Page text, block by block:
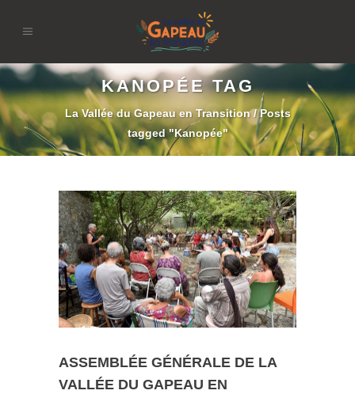
KANOPÉE TAG
La Vallée du Gapeau en Transition/Posts
tagged "Kanopée"
ASSEMBLÉE GÉNÉRALE DE LA
VALLÉE DU GAPEAU EN